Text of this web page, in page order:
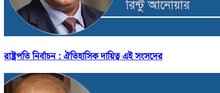
রাষ্ট্রপতি নির্বাচন : ঐতিহাসিক দায়িত্ব এই সংসদের